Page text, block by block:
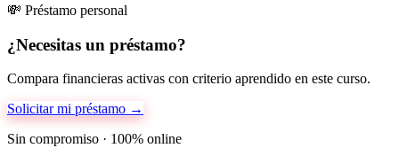
💸 Préstamo personal
¿Necesitas un préstamo?
Compara financieras activas con criterio aprendido en este curso.
Solicitar mi préstamo →
Sin compromiso · 100% online